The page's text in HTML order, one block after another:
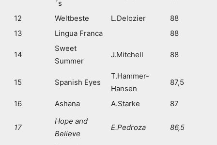
´s
12 Weltbeste L.Delozier
88
13
Lingua Franca 88
14
Sweet
Summer
J.Mitchell 88
15 Spanish Eyes
T.Hammer-
Hansen
87,5
16 Ashana A.Starke 87
17
Hope and
Believe
E.Pedroza 86,5